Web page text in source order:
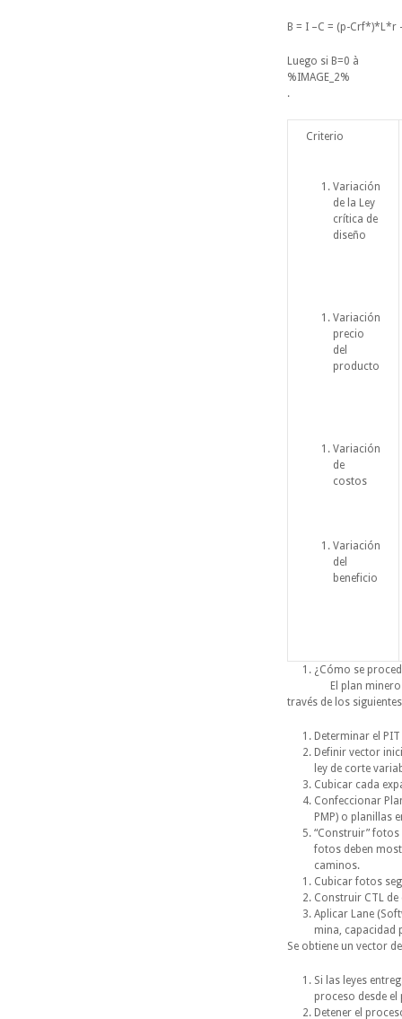
B = I –C = (p-Crf*)*L*r
Luego si B=0 à
%IMAGE_2%
.
Criterio
Variación
de la Ley
crítica de
diseño
Variación
precio
del
producto
Variación
de
costos
Variación
del
beneficio
¿Cómo se
El plan minero se
través de los
Determinar el PIT
Definir vector
ley de corte
Cubicar cada
Confeccionar
PMP) o planillas
“Construir”
fotos deben
caminos.
Cubicar fotos
Construir CTL
Aplicar Lane
mina, capacidad
Se obtiene un vector
Si las leyes
proceso desde el
Detener el